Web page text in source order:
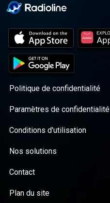
Politique de confidentialité
Paramètres de confidentialité
Conditions d'utilisation
Nos solutions
Contact
Plan du site